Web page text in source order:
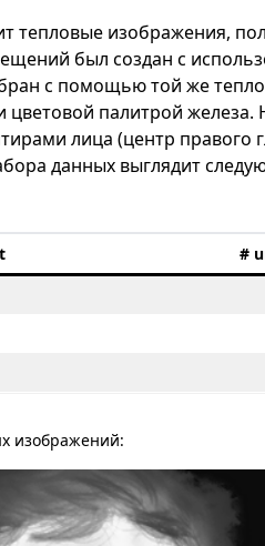
тепловые изображения,
был создан с
с помощью той же
цветовой палитрой
лица (центр правого
данных выглядит
#
изображений: